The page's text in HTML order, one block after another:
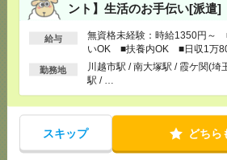
ント】生活のお手伝い[派遣]
給与
無資格未経験：時給1350円～
いOK ■扶養内OK ■日収1万
以上
勤務地
川越市駅 / 南大塚駅 / 霞ケ関(埼
駅 / …
スキップ どちら
応募ページ
気になる！
メールで送る